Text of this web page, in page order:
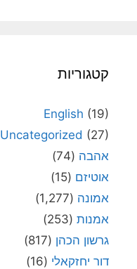
קטגוריות
English (19)
Uncategorized (27)
אהבה (74)
אוטיזם (15)
אמונה (1,277)
אמנות (253)
גרשון הכהן (817)
דור יחזקאלי (16)